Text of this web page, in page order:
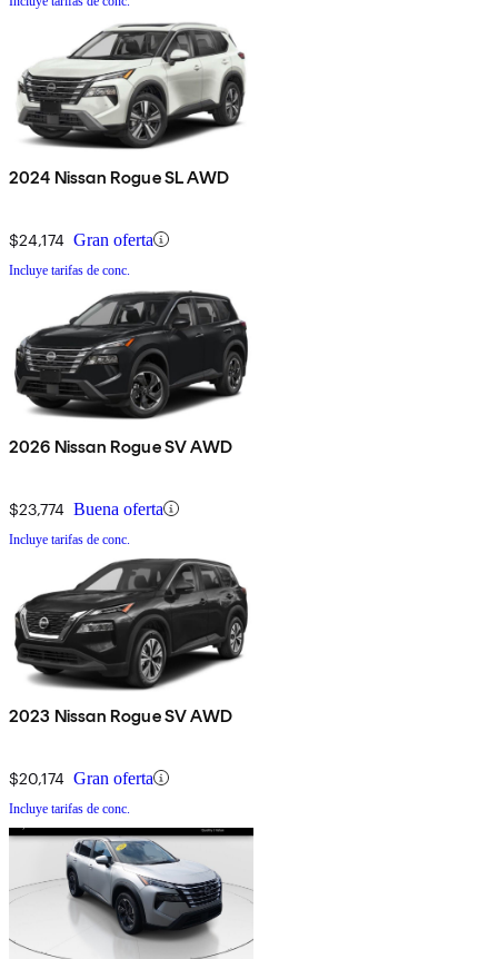
2024 Nissan Rogue SL AWD
$24,174 Gran oferta
Incluye tarifas de conc.
2026 Nissan Rogue SV AWD
$23,774 Buena oferta
Incluye tarifas de conc.
2023 Nissan Rogue SV AWD
$20,174 Gran oferta
Incluye tarifas de conc.